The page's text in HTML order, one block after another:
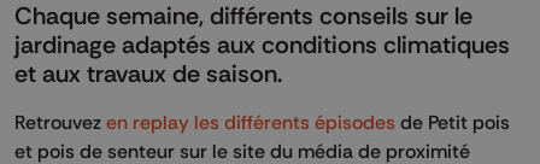
Chaque semaine, différents conseils sur le
jardinage adaptés aux conditions climatiques
et aux travaux de saison.
Retrouvez en replay les différents épisodes de Petit pois
et pois de senteur sur le site du média de proximité